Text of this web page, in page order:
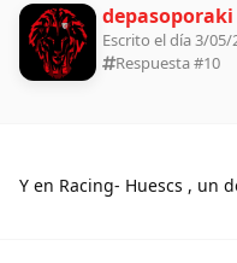
depasoporaki
Escrito el día 3/05/
Respuesta #10
Y en Racing- Huescs , un